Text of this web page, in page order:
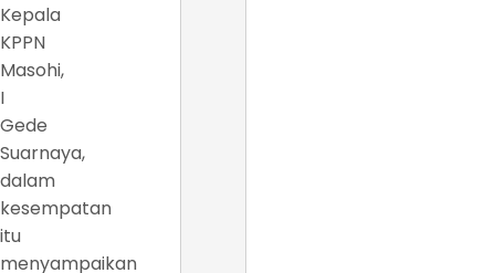
Kepala
KPPN
Masohi,
I
Gede
Suarnaya,
dalam
kesempatan
itu
menyampaikan